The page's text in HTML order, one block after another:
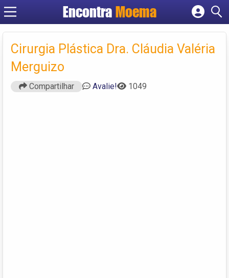
Encontra Moema
Criar conta
Cirurgia Plástica Dra. Cláudia Valéria
Merguizo
Compartilhar Avalie! 1049